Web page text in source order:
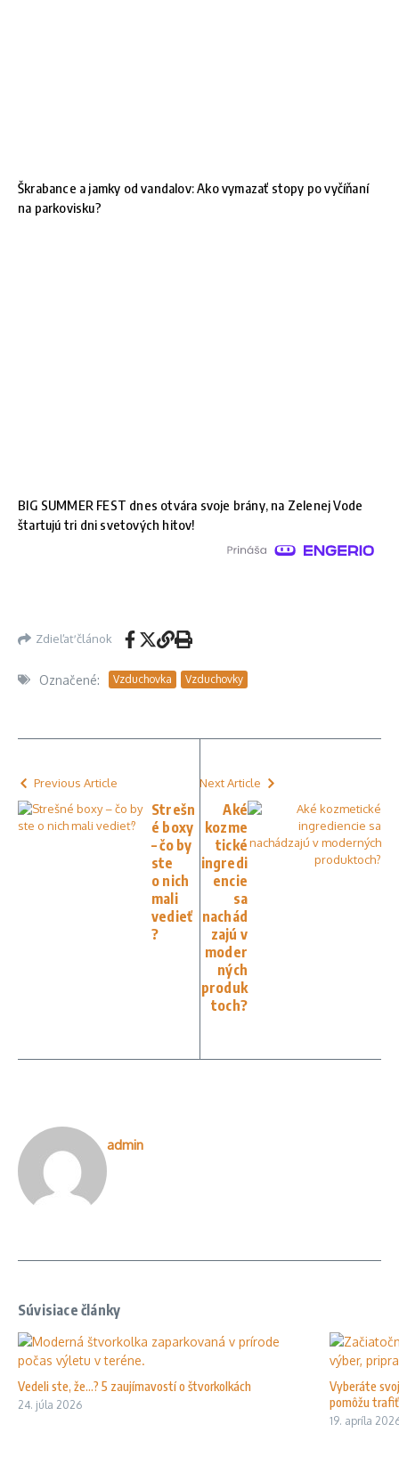
Škrabance a jamky od vandalov: Ako vymazať stopy po vyčíňaní
na parkovisku?
BIG SUMMER FEST dnes otvára svoje brány, na Zelenej Vode
štartujú tri dni svetových hitov!
Zdieľať článok
Označené: Vzduchovka Vzduchovky
Previous Article
Strešn
é boxy
– čo by
ste
o nich
mali
vedieť
?
Next Article
Aké
kozme
tické
ingredi
encie
sa
nachád
zajú v
moder
ných
produk
toch?
admin
Súvisiace články
Vedeli ste, že…? 5 zaujímavostí o štvorkolkách
24. júla 2026
Vyberáte
pomôžu
19. apríla